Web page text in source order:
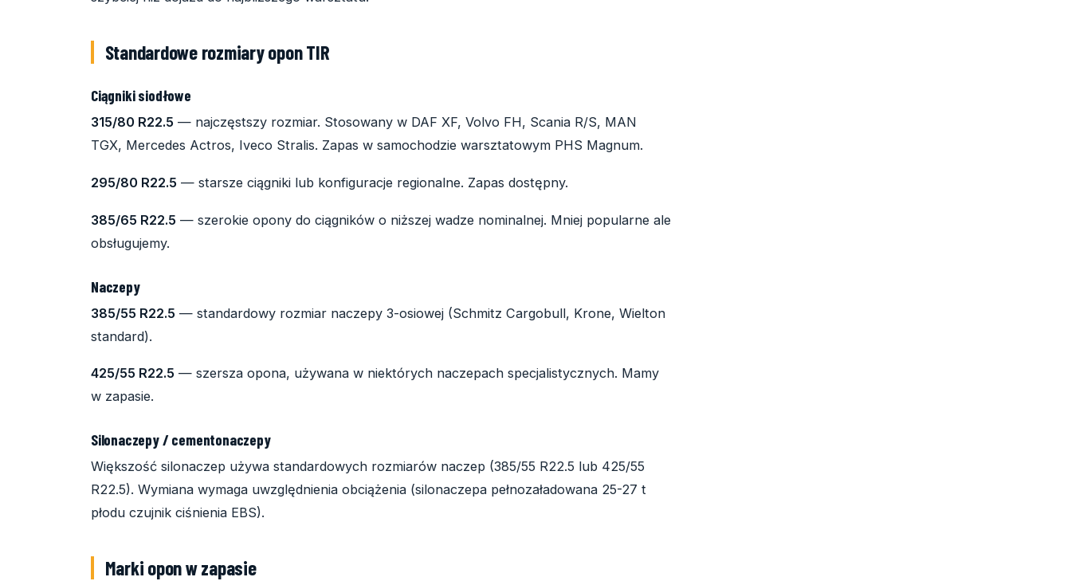
Standardowe rozmiary opon TIR
Ciągniki siodłowe
315/80 R22.5 — najczęstszy rozmiar. Stosowany w DAF XF, Volvo FH, Scania R/S, MAN
TGX, Mercedes Actros, Iveco Stralis. Zapas w samochodzie warsztatowym PHS Magnum.
295/80 R22.5 — starsze ciągniki lub konfiguracje regionalne. Zapas dostępny.
385/65 R22.5 — szerokie opony do ciągników o niższej wadze nominalnej. Mniej popularne ale
obsługujemy.
Naczepy
385/55 R22.5 — standardowy rozmiar naczepy 3-osiowej (Schmitz Cargobull, Krone, Wielton
standard).
425/55 R22.5 — szersza opona, używana w niektórych naczepach specjalistycznych. Mamy
w zapasie.
Silonaczepy / cementonaczepy
Większość silonaczep używa standardowych rozmiarów naczep (385/55 R22.5 lub 425/55
R22.5). Wymiana wymaga uwzględnienia obciążenia (silonaczepa pełnozaładowana 25-27 t
płodu czujnik ciśnienia EBS).
Marki opon w zapasie